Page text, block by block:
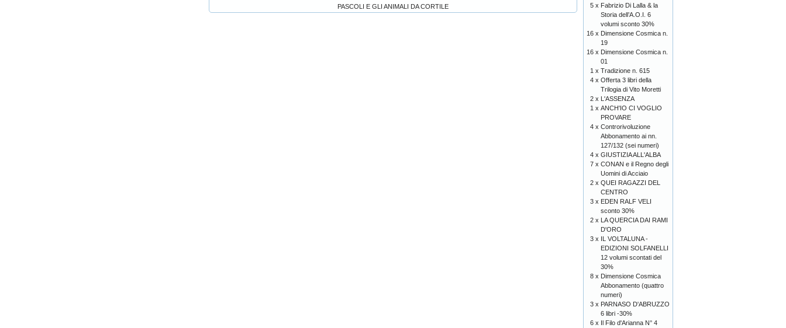
PASCOLI E GLI ANIMALI DA CORTILE
5 x Fabrizio Di Lalla & la
Storia dell’A.O.I. 6
volumi sconto 30%
16 x Dimensione Cosmica n.
19
16 x Dimensione Cosmica n.
01
1 x Tradizione n. 615
4 x Offerta 3 libri della
Trilogia di Vito Moretti
2 x L'ASSENZA
1 x ANCH'IO CI VOGLIO
PROVARE
4 x Controrivoluzione
Abbonamento ai nn.
127/132 (sei numeri)
4 x GIUSTIZIA ALL'ALBA
7 x CONAN e il Regno degli
Uomini di Acciaio
2 x QUEI RAGAZZI DEL
CENTRO
3 x EDEN RALF VELI
sconto 30%
2 x LA QUERCIA DAI RAMI
D'ORO
3 x IL VOLTALUNA -
EDIZIONI SOLFANELLI
12 volumi scontati del
30%
8 x Dimensione Cosmica
Abbonamento (quattro
numeri)
3 x PARNASO D'ABRUZZO
6 libri -30%
6 x Il Filo d'Arianna N° 4